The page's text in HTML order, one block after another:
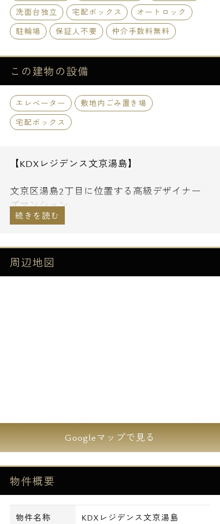
洗面台独立 宅配ボックス
オートロック
駐輪場
保証人不要 仲介手数料無料
この建物の設備
エレベーター
敷地内ごみ置き場
宅配ボックス
【KDXレジデンス文京湯島】
文京区湯島2丁目に位置する高級デザイナー
ズマンション。
大人気「KDXレジデンス」シリーズの名の知
地上12階建ての大型レジデンス。
構造は耐震性や音の心配な方にお勧めの鉄筋
コンクリート造。
レジットカードにてお支払いが可能で御座い
現金払いとの併用が弊社では可能なため様々
なお支払い方法にて決済が可能です。
また、クレジットカードにて分割決済もお客
様のクレジットカード次第では可能です。
その他にはクレジットカードでのお支払いに
周辺地図
Googleマップで見る
物件概要
物件名称 KDXレジデンス文京湯島